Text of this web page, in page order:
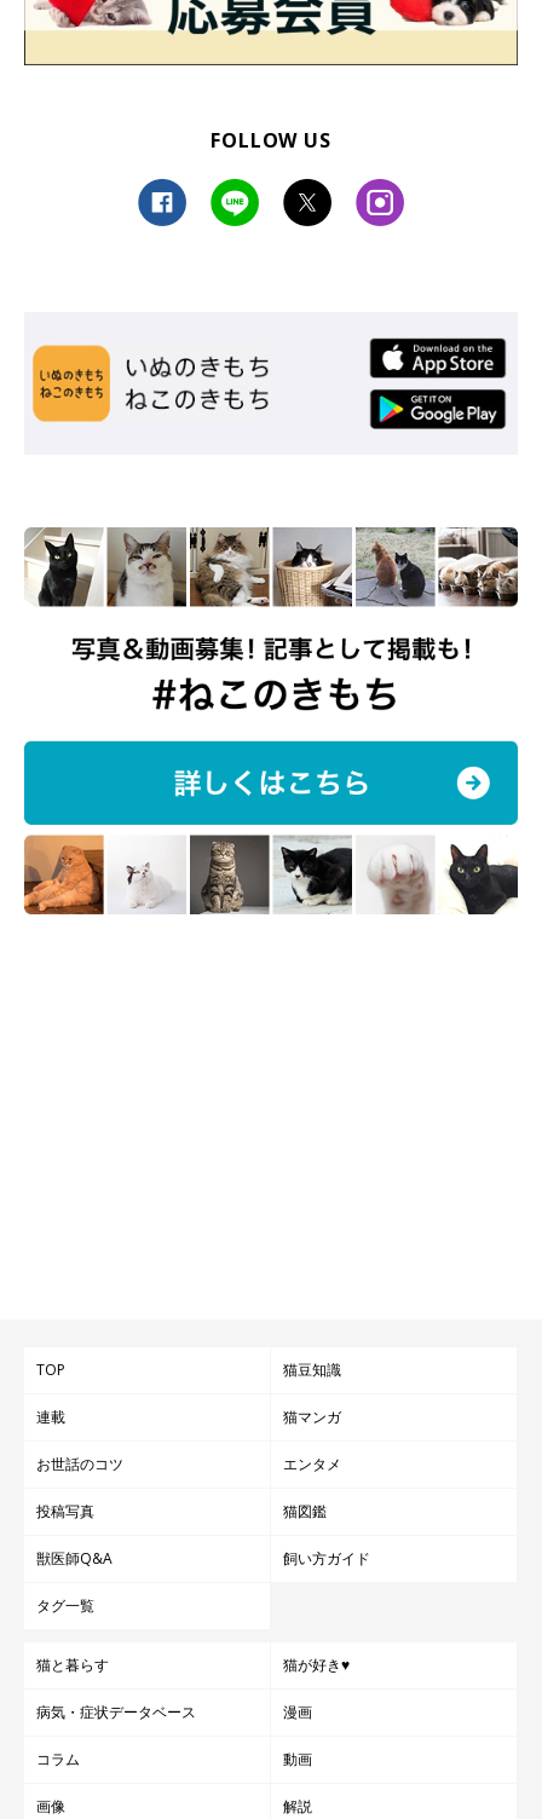
FOLLOW US
TOP 猫豆知識
連載 猫マンガ
お世話のコツ エンタメ
投稿写真 猫図鑑
獣医師Q&A 飼い方ガイド
タグ一覧
猫と暮らす 猫が好き♥
病気・症状データベース 漫画
コラム 動画
画像 解説